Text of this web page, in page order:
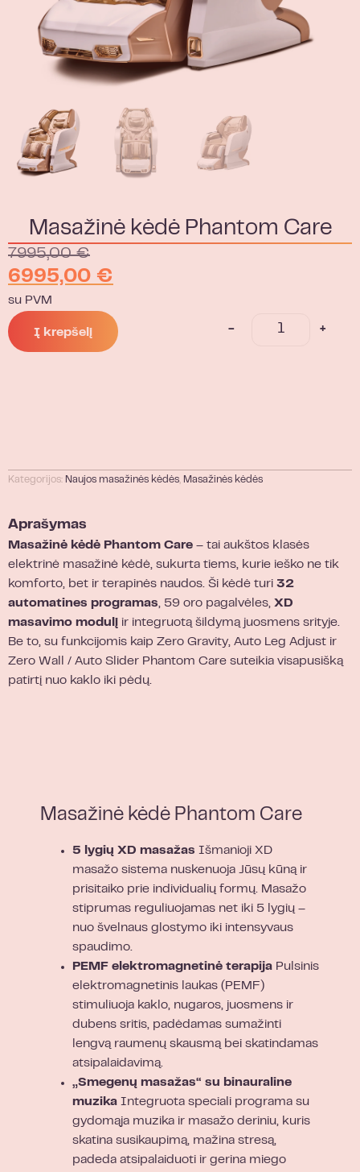
Masažinė kėdė Phantom Care
7995,00€
6995,00 €
su PVM
- +
Į krepšelį
Kategorijos: Naujos masažinės kėdės, Masažinės kėdės
Aprašymas
Masažinė kėdė Phantom Care – tai aukštos klasės
elektrinė masažinė kėdė, sukurta tiems, kurie ieško ne tik
komforto, bet ir terapinės naudos. Ši kėdė turi 32
automatines programas , 59 oro pagalvėles, XD
masavimo modulį ir integruotą šildymą juosmens srityje.
Be to, su funkcijomis kaip Zero Gravity, Auto Leg Adjust ir
Zero Wall / Auto Slider Phantom Care suteikia visapusišką
patirtį nuo kaklo iki pėdų.
Masažinė kėdė Phantom Care
5 lygių XD masažas Išmanioji XD
masažo sistema nuskenuoja Jūsų kūną ir
prisitaiko prie individualių formų. Masažo
stiprumas reguliuojamas net iki 5 lygių –
nuo švelnaus glostymo iki intensyvaus
spaudimo.
PEMF elektromagnetinė terapija Pulsinis
elektromagnetinis laukas (PEMF)
stimuliuoja kaklo, nugaros, juosmens ir
dubens sritis, padėdamas sumažinti
lengvą raumenų skausmą bei skatindamas
atsipalaidavimą.
„Smegenų masažas“ su binauraline
muzika Integruota speciali programa su
gydomąja muzika ir masažo deriniu, kuris
skatina susikaupimą, mažina stresą,
padeda atsipalaiduoti ir gerina miego